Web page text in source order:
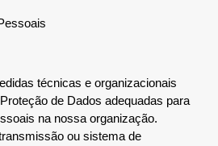
técnicas e organizacionais
de Dados adequadas para
na nossa organização.
ou sistema de